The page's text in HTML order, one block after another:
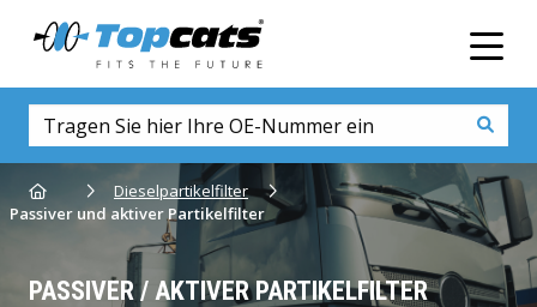
Go to homepage
Dieselpartikelfilter
Passiver und aktiver Partikelfilter
PASSIVER / AKTIVER PARTIKELFILTER